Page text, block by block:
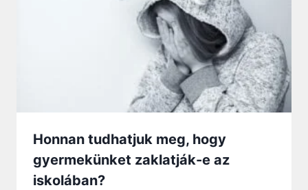
Honnan tudhatjuk meg, hogy
gyermekünket zaklatják-e az
iskolában?